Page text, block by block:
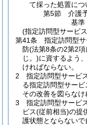
て採った処置につ
第5節
介護
基準
(指定訪問型サービ
第41条
指定訪問型サ
防(法第8条の2第2
じ。)に資するよう
ければならない。
2
指定訪問型サービ
る指定訪問型サービ
その改善を図らなけ
3
指定訪問型サービ
ビス(従前相当)の提
護状態とならない